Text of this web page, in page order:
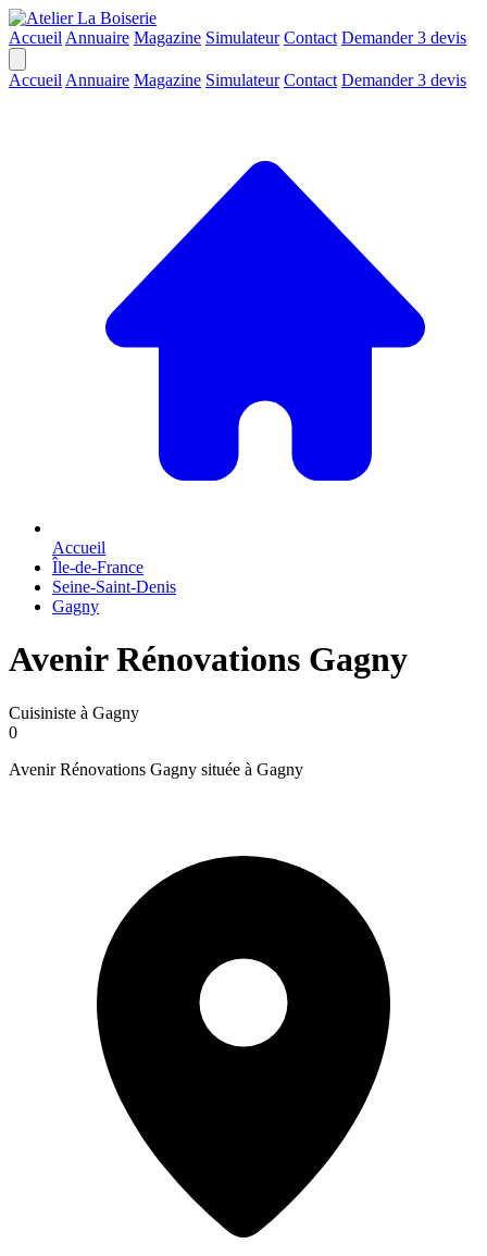
Accueil Annuaire Magazine Simulateur Contact Demander 3 devis
Accueil Annuaire Magazine Simulateur Contact Demander 3 devis
Accueil
Île-de-France
Seine-Saint-Denis
Gagny
Avenir Rénovations Gagny
Cuisiniste à Gagny
0
Avenir Rénovations Gagny située à Gagny